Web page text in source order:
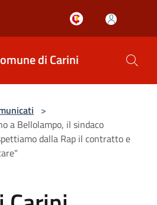
di Carini
>
a Bellolampo, il sindaco
dalla Rap il contratto e